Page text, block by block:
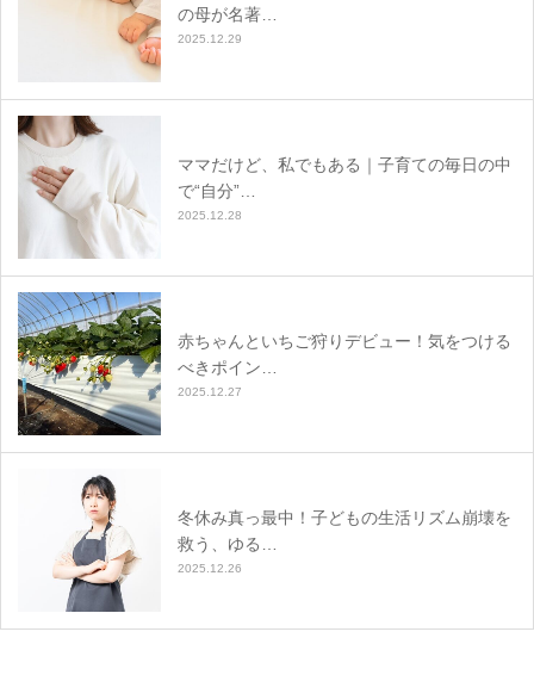
の母が名著…
2025.12.29
ママだけど、私でもある｜子育ての毎日の中
で“自分”…
2025.12.28
赤ちゃんといちご狩りデビュー！気をつける
べきポイン…
2025.12.27
冬休み真っ最中！子どもの生活リズム崩壊を
救う、ゆる…
2025.12.26